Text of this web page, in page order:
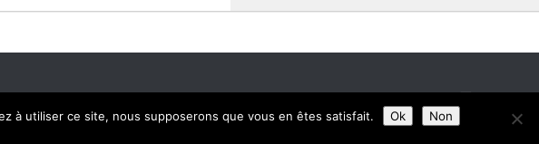
à utiliser ce site, nous supposerons que vous en êtes satisfait. Ok Non